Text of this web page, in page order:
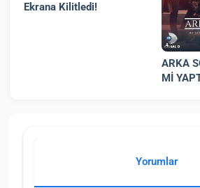
Ekrana Kilitledi!
ARKA
Mİ
Yorumlar